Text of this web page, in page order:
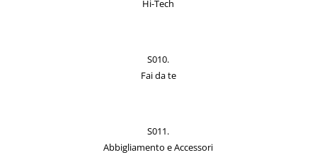
Hi-Tech
S010.
Fai da te
S011.
Abbigliamento e Accessori